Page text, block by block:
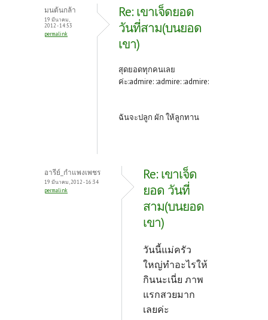
มนต้นกล้า
19 มีนาคม,
2012 - 14:53
permalink
Re: เขาเจ็ดยอด
วันที่สาม(บนยอด
เขา)
สุดยอดทุกคนเลย
ค่ะ:admire: :admire: :admire:
ฉันจะปลูก ผัก ให้ลูกทาน
อารีย์_กำแพงเพชร
19 มีนาคม, 2012 - 16:34
permalink
Re: เขาเจ็ด
ยอด วันที่
สาม(บนยอด
เขา)
วันนี้แม่ครัว
ใหญ่ทำอะไรให้
กินนะเนี่ย ภาพ
แรกสวยมาก
เลยค่ะ